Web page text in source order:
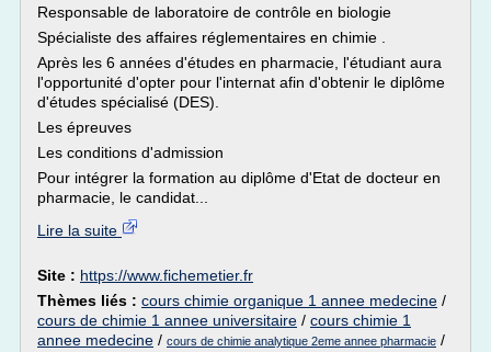
Responsable de laboratoire de contrôle en biologie
Spécialiste des affaires réglementaires en chimie .
Après les 6 années d'études en pharmacie, l'étudiant aura
l'opportunité d'opter pour l'internat afin d'obtenir le diplôme
d'études spécialisé (DES).
Les épreuves
Les conditions d'admission
Pour intégrer la formation au diplôme d'Etat de docteur en
pharmacie, le candidat...
Lire la suite
Site : https://www.fichemetier.fr
Thèmes liés : cours chimie organique 1 annee medecine /
cours de chimie 1 annee universitaire / cours chimie 1
annee medecine / cours de chimie analytique 2eme annee pharmacie /